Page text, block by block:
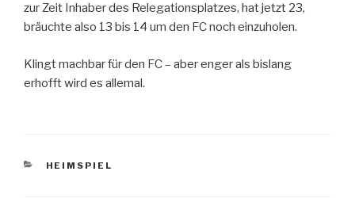
zur Zeit Inhaber des Relegationsplatzes, hat jetzt 23,
bräuchte also 13 bis 14 um den FC noch einzuholen.
Klingt machbar für den FC – aber enger als bislang
erhofft wird es allemal.
KATEGORIEN
HEIMSPIEL